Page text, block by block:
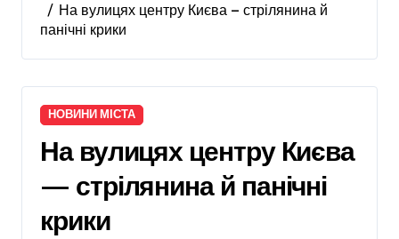
На вулицях центру Києва — стрілянина й
панічні крики
НОВИНИ МІСТА
На вулицях центру Києва
— стрілянина й панічні
крики